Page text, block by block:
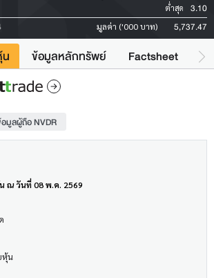
ต่ำสุด 3.10
มูลค่า ('000 บาท) 5,737.47
ข้อมูลหลักทรัพย์ Factsheet
มูลผู้ถือ NVDR
ณ วันที่ 08 พ.ค. 2569
หุ้น